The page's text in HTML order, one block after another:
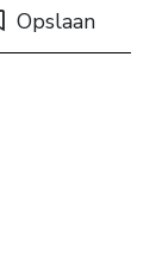
Opslaan